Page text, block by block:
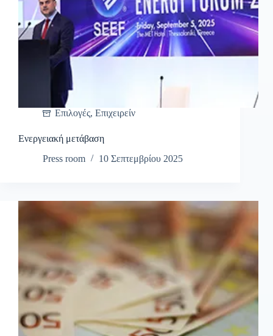
Επιλογές, Επιχειρείν
Ενεργειακή μετάβαση
Press room
10 Σεπτεμβρίου 2025